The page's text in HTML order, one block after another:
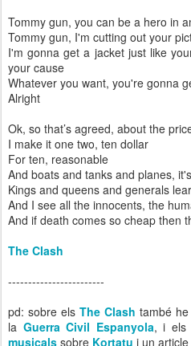
Tommy gun, you can be a hero in
Tommy gun, I'm cutting out your
I'm gonna get a jacket just like
your cause
Whatever you want, you're gonna
Alright
Ok, so that’s agreed, about the
I make it one two, ten dollar
For ten, reasonable
And boats and tanks and planes,
Kings and queens and generals
And I see all the innocents, the
And if death comes so cheap then
The Clash
------------------------
pd: sobre els The Clash també
la Guerra Civil Espanyola, i els
musicals sobre Kortatu i un